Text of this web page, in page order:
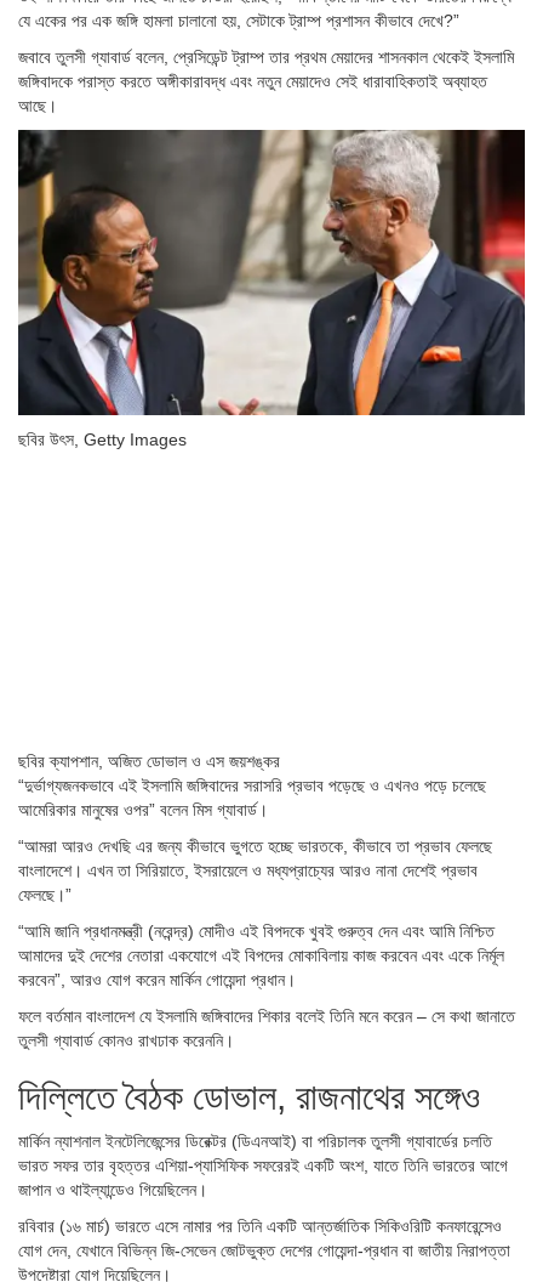
যে একের পর এক জঙ্গি হামলা চালানো হয়, সেটাকে ট্রাম্প প্রশাসন কীভাবে দেখে?”
জবাবে তুলসী গ্যাবার্ড বলেন, প্রেসিডেন্ট ট্রাম্প তার প্রথম মেয়াদের শাসনকাল থেকেই ইসলামি
জঙ্গিবাদকে পরাস্ত করতে অঙ্গীকারাবদ্ধ এবং নতুন মেয়াদেও সেই ধারাবাহিকতাই অব্যাহত
আছে।
ছবির উৎস, Getty Images
ছবির ক্যাপশান, অজিত ডোভাল ও এস জয়শঙ্কর
“দুর্ভাগ্যজনকভাবে এই ইসলামি জঙ্গিবাদের সরাসরি প্রভাব পড়েছে ও এখনও পড়ে চলেছে
আমেরিকার মানুষের ওপর” বলেন মিস গ্যাবার্ড।
“আমরা আরও দেখছি এর জন্য কীভাবে ভুগতে হচ্ছে ভারতকে, কীভাবে তা প্রভাব ফেলছে
বাংলাদেশে। এখন তা সিরিয়াতে, ইসরায়েলে ও মধ্যপ্রাচ্যের আরও নানা দেশেই প্রভাব
ফেলছে।”
“আমি জানি প্রধানমন্ত্রী (নরেন্দ্র) মোদীও এই বিপদকে খুবই গুরুত্ব দেন এবং আমি নিশ্চিত
আমাদের দুই দেশের নেতারা একযোগে এই বিপদের মোকাবিলায় কাজ করবেন এবং একে নির্মূল
করবেন”, আরও যোগ করেন মার্কিন গোয়েন্দা প্রধান।
ফলে বর্তমান বাংলাদেশ যে ইসলামি জঙ্গিবাদের শিকার বলেই তিনি মনে করেন – সে কথা জানাতে
তুলসী গ্যাবার্ড কোনও রাখঢাক করেননি।
দিল্লিতে বৈঠক ডোভাল, রাজনাথের সঙ্গেও
মার্কিন ন্যাশনাল ইনটেলিজেন্সের ডিরেক্টর (ডিএনআই) বা পরিচালক তুলসী গ্যাবার্ডের চলতি
ভারত সফর তার বৃহত্তর এশিয়া-প্যাসিফিক সফরেরই একটি অংশ, যাতে তিনি ভারতের আগে
জাপান ও থাইল্যান্ডেও গিয়েছিলেন।
রবিবার (১৬ মার্চ) ভারতে এসে নামার পর তিনি একটি আন্তর্জাতিক সিকিওরিটি কনফারেন্সেও
যোগ দেন, যেখানে বিভিন্ন জি-সেভেন জোটভুক্ত দেশের গোয়েন্দা-প্রধান বা জাতীয় নিরাপত্তা
উপদেষ্টারা যোগ দিয়েছিলেন।